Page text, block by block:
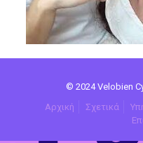
© 2024 Velobien
Αρχική
Σχετικά